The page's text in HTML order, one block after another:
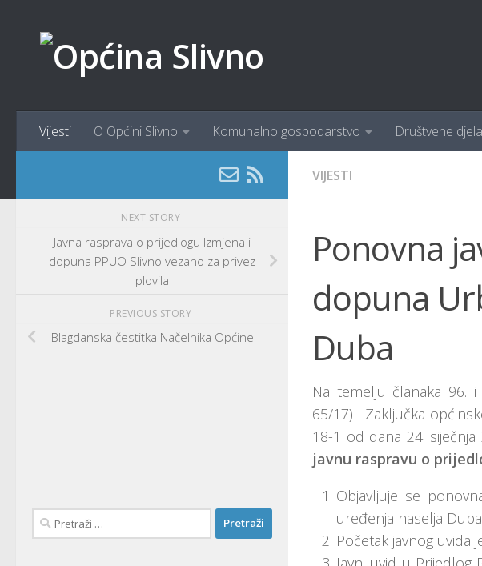
Vijesti O Općini Slivno Komunalno gospodarstvo Društvene
VIJESTI
Ponovna
dopuna
Duba
Na temelju članaka 96.
65/17) i Zaključka
18-1 od dana 24.
javnu raspravu o
Objavljuje se
uređenja naselja
Početak javnog uvida
NEXT STORY
Javna rasprava o prijedlogu Izmjena i
dopuna PPUO Slivno vezano za privez
plovila
PREVIOUS STORY
Blagdanska čestitka Načelnika Općine
Pretraži: